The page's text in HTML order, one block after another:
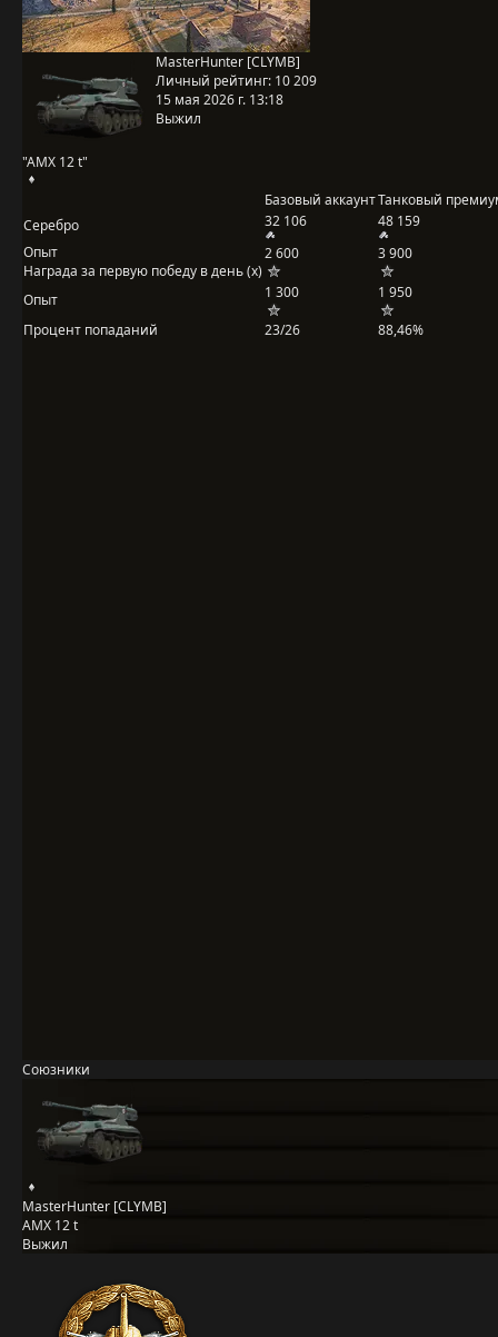
"AMX 12 t"
MasterHunter [CLYMB]
Личный рейтинг: 10 209
15 мая 2026 г. 13:18
Выжил
Базовый аккаунтТанковый
Серебро
32 106
48 159
Опыт
Награда за первую победу в день (x)
2 600 3 900
Опыт 1 300
1 950
Процент попаданий
23/26 88,46%
Союзники
MasterHunter [CLYMB]
AMX 12 t
Выжил